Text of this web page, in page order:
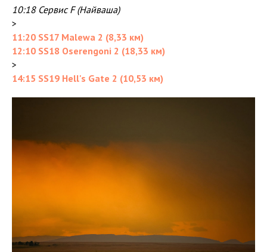
10:18 Сервис F (Найваша)
>
11:20 SS17 Malewa 2 (8,33 км)
12:10 SS18 Oserengoni 2 (18,33 км)
>
14:15 SS19 Hell's Gate 2 (10,53 км)